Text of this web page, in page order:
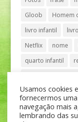
Gloob
Homem
livro infantil
Netflix
nome
quarto infantil
São Paulo
Usamos cookies
fornecermos
navegação mais
lembrando das